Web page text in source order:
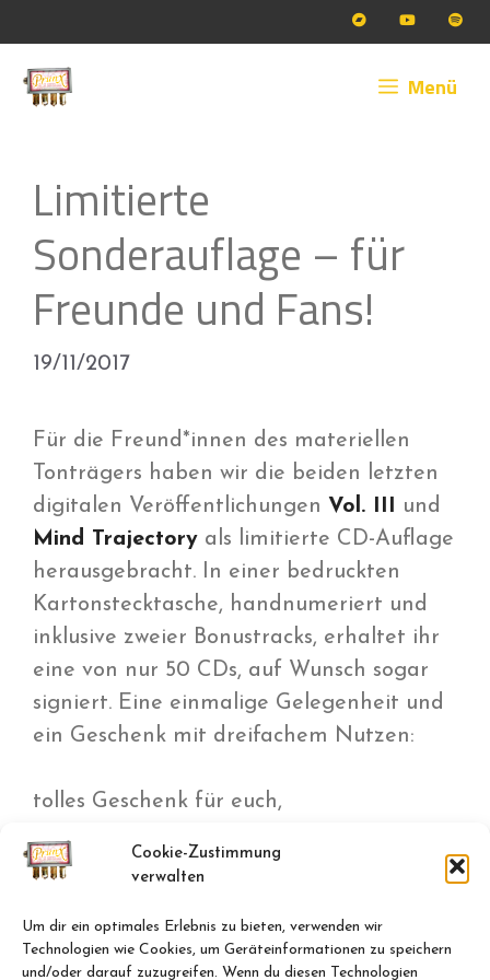
Cookie-Zustimmung
verwalten
Um dir ein optimales Erlebnis zu bieten, verwenden wir
Technologien wie Cookies, um Geräteinformationen zu speichern
und/oder darauf zuzugreifen. Wenn du diesen Technologien
Inhalt
springen
Menü
Limitierte
Sonderauflage – für
Freunde und Fans!
19/11/2017
Für die Freund*innen des materiellen
Tonträgers haben wir die beiden letzten
digitalen Veröffentlichungen Vol. III und
Mind Trajectory als limitierte CD-Auflage
herausgebracht. In einer bedruckten
Kartonstecktasche, handnumeriert und
inklusive zweier Bonustracks, erhaltet ihr
eine von nur 50 CDs, auf Wunsch sogar
signiert. Eine einmalige Gelegenheit und
ein Geschenk mit dreifachem Nutzen:
tolles Geschenk für euch,
tolles Geschenk für den Beschenkten,
und ein tolles Geschenk für uns!